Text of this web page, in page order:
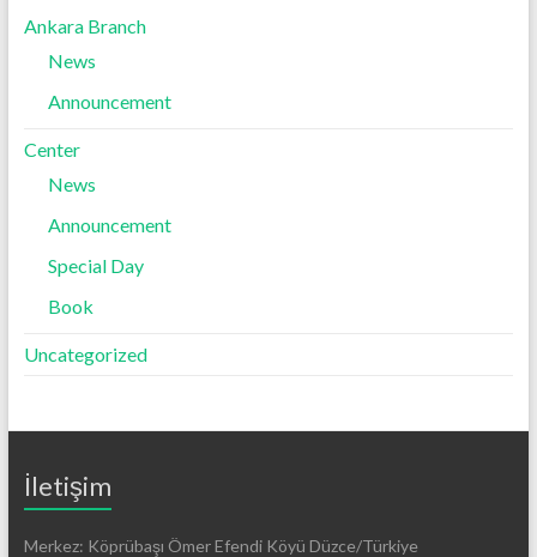
Ankara Branch
News
Announcement
Center
News
Announcement
Special Day
Book
Uncategorized
İletişim
Merkez: Köprübaşı Ömer Efendi Köyü Düzce/Türkiye